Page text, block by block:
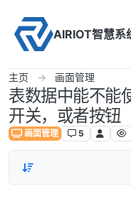
AIRIOT智慧系
主页 画面管理
表数据中能不能
开关，或者按钮
画面管理 5